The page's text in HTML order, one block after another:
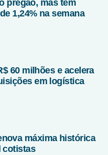
pregão, mas tem
1,24% na semana
60 milhões e acelera
em logística
máxima histórica
cotistas